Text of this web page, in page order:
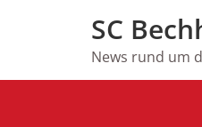
SC
News rund um